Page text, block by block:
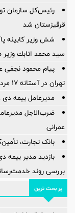
رئیس‌کل سازمان
قرقیزستان شد
شش وزیر کابینه
سيد محمد اتابك
پیام محمود نجفی
تهران در آستانه 17 مرداد ، روز خبرنگار
مدیرعامل بیمه
ضرب‌الاجل
عمرانی
بانک تجارت، تأمین‌کننده
بازدید مدیر بیمه
بررسی روند
پر بحث ترین